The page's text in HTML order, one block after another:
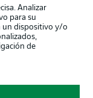
Analizar
para su
un dispositivo y/o
de